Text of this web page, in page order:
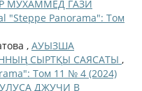
МУХАММЕД ГАЗИ
"Steppe Panorama": Том
, АУЫЗША
СЫРТҚЫ САЯСАТЫ ,
Том 11 № 4 (2024)
ДЖУЧИ В